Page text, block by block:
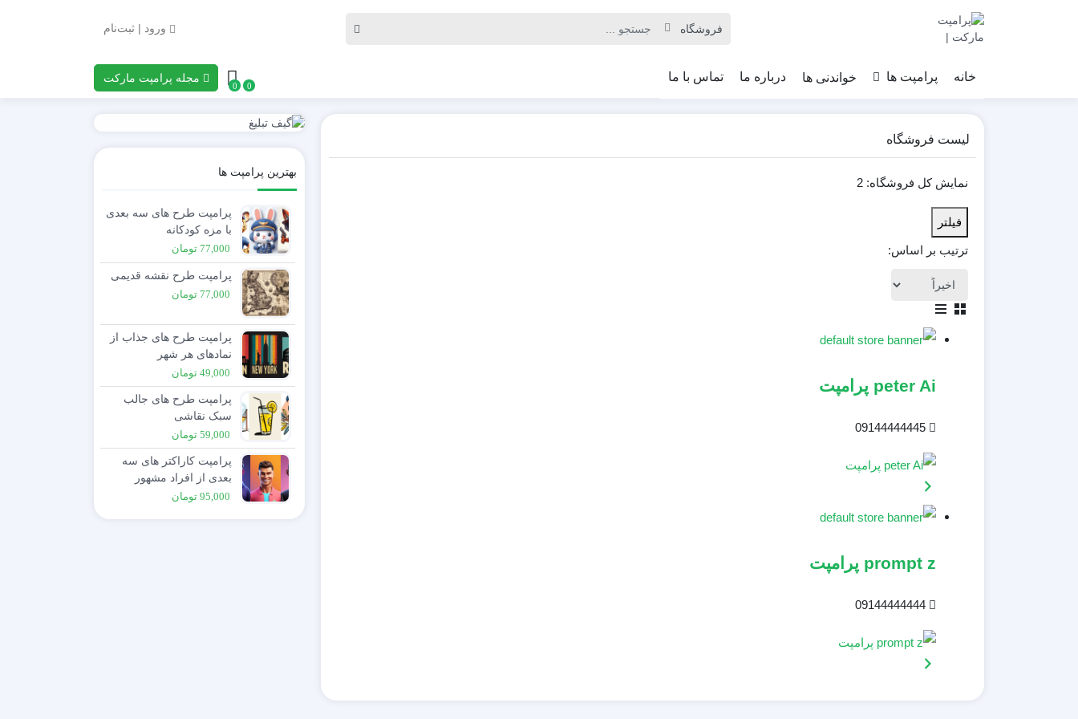
ورود | ثبت‌نام
خانه پرامپت ها خواندنی ها درباره ما تماس با ما
0
0
مجله پرامپت مارکت
لیست فروشگاه
نمایش کل فروشگاه: 2
فیلتر
ترتیب بر اساس:
peter Ai پرامپت
prompt z پرامپت
بهترین پرامپت ها
پرامپت طرح های سه بعدی
با مزه کودکانه
77,000 تومان
پرامپت طرح نقشه قدیمی
77,000 تومان
پرامپت طرح های جذاب از
نمادهای هر شهر
49,000 تومان
پرامپت طرح های جالب
سبک نقاشی
59,000 تومان
پرامپت کاراکتر های سه
بعدی از افراد مشهور
95,000 تومان